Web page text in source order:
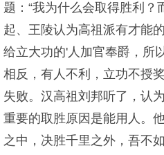
题：“我为什么会取得胜利？
起、王陵认为高祖派有才能
给立大功的'人加官奉爵，所
相反，有人不利，立功不授
失败。汉高祖刘邦听了，认
重要的取胜原因是能用人。
之中，决胜千里之外，吾不